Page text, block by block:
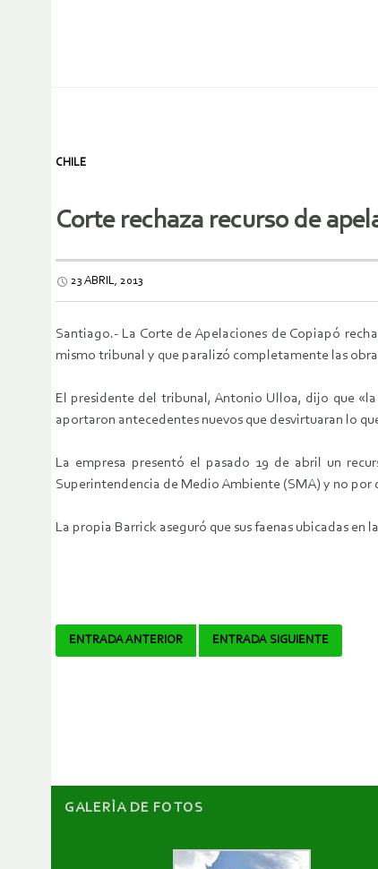
CHILE
Corte rechaza recurso de
23 ABRIL, 2013
Santiago.- La Corte de Apelaciones de Copiapó
mismo tribunal y que paralizó completamente las
El presidente del tribunal, Antonio Ulloa, dijo que
aportaron antecedentes nuevos que desvirtuaran lo
La empresa presentó el pasado 19 de abril un
Superintendencia de Medio Ambiente (SMA) y no por
La propia Barrick aseguró que sus faenas ubicadas
Navegador
ENTRADA ANTERIOR ENTRADA SIGUIENTE
GALERÌA DE FOTOS